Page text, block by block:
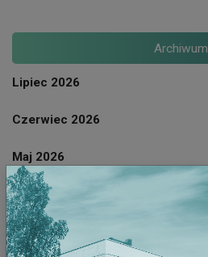
Archiwum
Lipiec 2026
Czerwiec 2026
Maj 2026
Kwiecien 2026
Marzec 2026